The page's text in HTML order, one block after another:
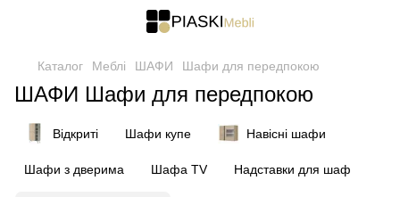
Каталог Меблі ШАФИ Шафи для передпокою
ШАФИ Шафи для передпокою
Відкриті Шафи купе Навісні шафи
Шафи з дверима Шафа TV Надставки для шаф